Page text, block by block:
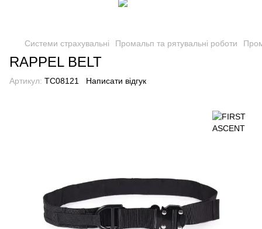
Системи страхувальні Промальп та рятувальні роботи
RAPPEL BELT
Артикул: TC08121 Написати відгук